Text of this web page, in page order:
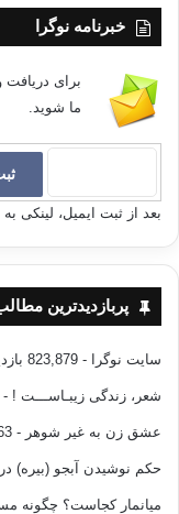
خبرنامه نوگرا
برای
ما شوید.
بعد از ثبت ایمیل، لینکی
پربازدیدترین
سایت نوگرا - 823,879 بازدید
شعر، زندگی زیبـاســـت ! - 485,306 بازدید
عشق زن به غیر شوهر - 280,263 بازدید
حکم نوشیدن آبجو (بیره)
میانمار کجاست؟ چگونه